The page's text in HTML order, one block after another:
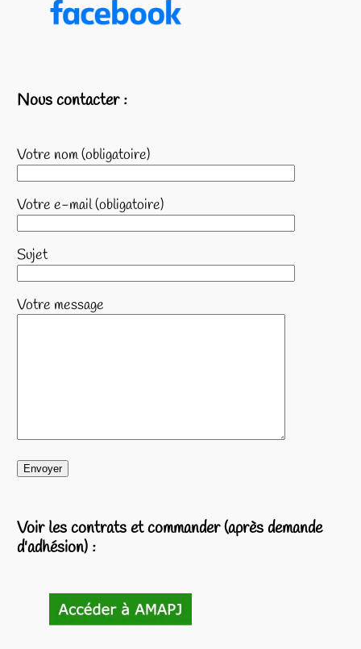
Nous contacter :
Votre nom (obligatoire)
Votre e-mail (obligatoire)
Sujet
Votre message
Voir les contrats et commander (après demande
d'adhésion) :